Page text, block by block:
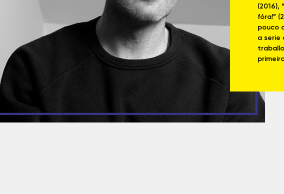
(2016),
fóra!”
pouco
a serie